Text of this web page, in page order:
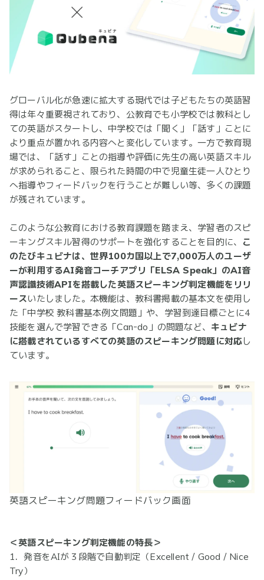
グローバル化が急速に拡大する現代では子どもたちの英語習
得は年々重要視されており、公教育でも小学校では教科とし
ての英語がスタートし、中学校では「聞く」「話す」ことに
より重点が置かれる内容へと変化しています。一方で教育現
場では、「話す」ことの指導や評価に先生の高い英語スキル
が求められること、限られた時間の中で児童生徒一人ひとり
へ指導やフィードバックを行うことが難しい等、多くの課題
が残されています。
このような公教育における教育課題を踏まえ、学習者のスピ
ーキングスキル習得のサポートを強化することを目的に、
こ
のたびキュビナは、世界100カ国以上で7,000万人のユーザ
ーが利用するAI発音コーチアプリ「ELSA Speak」のAI音
声認識技術APIを搭載した英語スピーキング判定機能をリリ
ースいたしました。本機能は、教科書掲載の基本文を使用し
た「中学校 教科書基本例文問題」や、学習到達目標ごとに4
技能を選んで学習できる「Can-do」の問題など、 キュビナ
に搭載されているすべての英語のスピーキング問題に対応 し
ています。
英語スピーキング問題フィードバック画面
＜英語スピーキング判定機能の特長＞
1．発音をAIが３段階で自動判定（Excellent / Good / Nice
Try）